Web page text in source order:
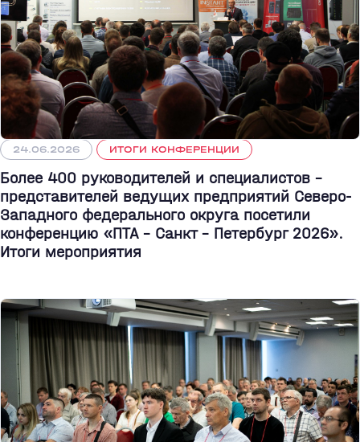
24.06.2026 ИТОГИ КОНФЕРЕНЦИИ
Более 400 руководителей и специалистов –
представителей ведущих предприятий Северо-
Западного федерального округа посетили
конференцию «ПТА – Санкт - Петербург 2026».
Итоги мероприятия